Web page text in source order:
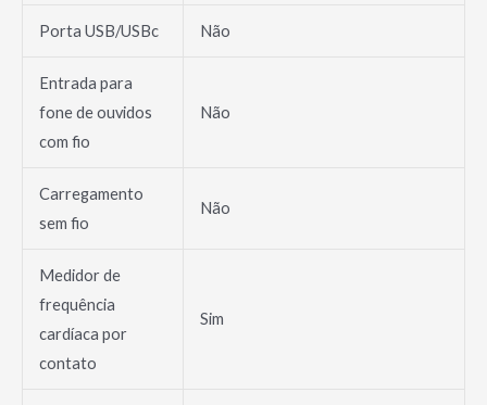
Porta USB/USBc Não
Entrada para
fone de ouvidos
com fio
Não
Carregamento
sem fio
Não
Medidor de
frequência
cardíaca por
contato
Sim